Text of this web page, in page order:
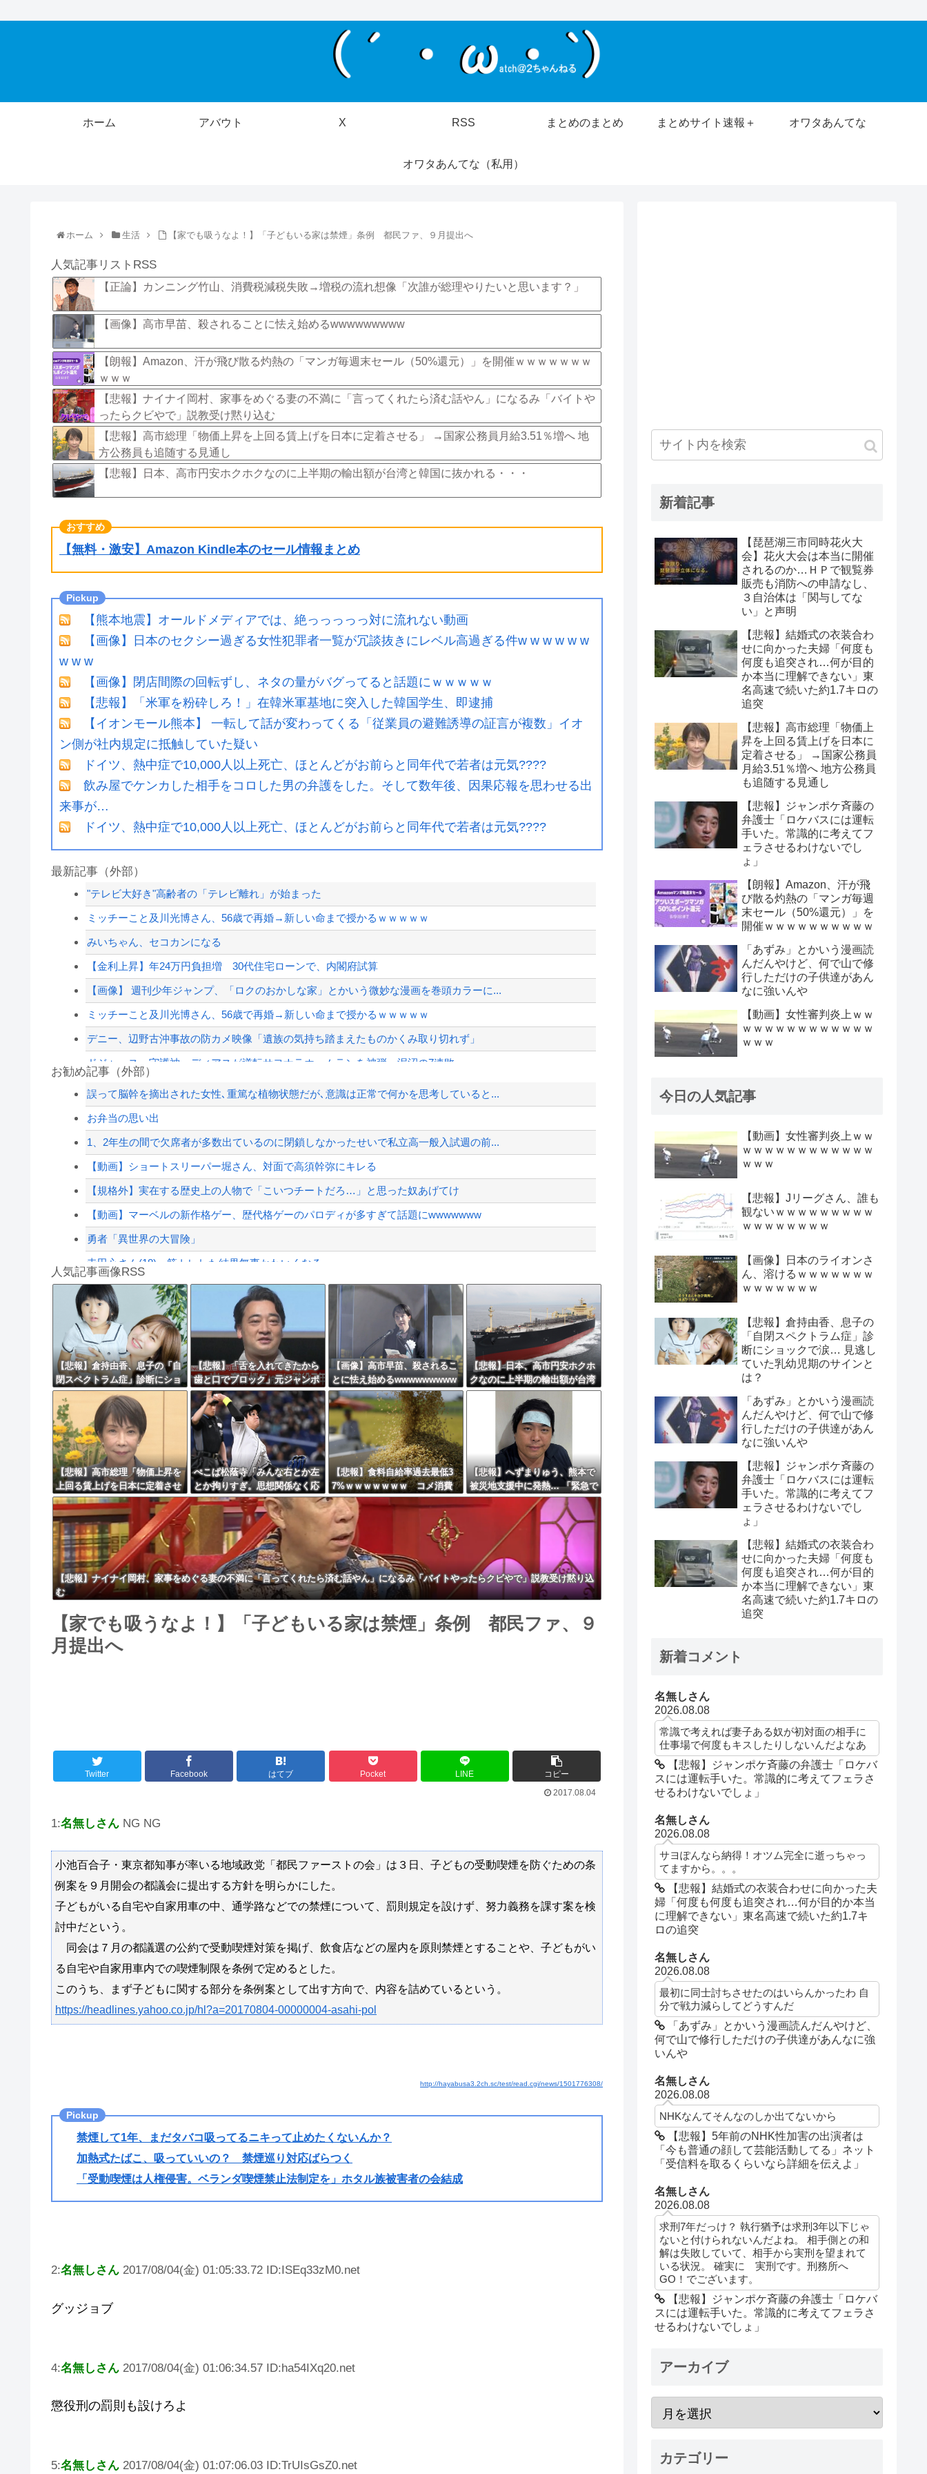
ホーム アバウト X RSS まとめのまとめ まとめサイト速報＋ オワタあんてな
オワタあんてな（私用）
ホーム 生活 【家でも吸うなよ！】「子どもいる家は禁煙」条例 都民ファ、９月提出へ
人気記事リストRSS
【正論】カンニング竹山、消費税減税失敗→増税の流れ想像「次誰が総理やりたいと思います？」
【画像】高市早苗、殺されることに怯え始めるwwwwwwwww
【朗報】Amazon、汗が飛び散る灼熱の「マンガ毎週末セール（50%還元）」を開催ｗｗｗｗｗｗｗ
ｗｗｗ
【悲報】ナイナイ岡村、家事をめぐる妻の不満に「言ってくれたら済む話やん」になるみ「バイトや
ったらクビやで」説教受け黙り込む
【悲報】高市総理「物価上昇を上回る賃上げを日本に定着させる」 →国家公務員月給3.51％増へ 地
方公務員も追随する見通し
【悲報】日本、高市円安ホクホクなのに上半期の輸出額が台湾と韓国に抜かれる・・・
【無料・激安】Amazon Kindle本のセール情報まとめ
【熊本地震】オールドメディアでは、絶っっっっっ対に流れない動画
【画像】日本のセクシー過ぎる女性犯罪者一覧が冗談抜きにレベル高過ぎる件w w w w w w
w w w
【画像】閉店間際の回転ずし、ネタの量がバグってると話題にｗｗｗｗｗ
【悲報】「米軍を粉砕しろ！」在韓米軍基地に突入した韓国学生、即逮捕
【イオンモール熊本】 一転して話が変わってくる「従業員の避難誘導の証言が複数」イオ
ン側が社内規定に抵触していた疑い
ドイツ、熱中症で10,000人以上死亡、ほとんどがお前らと同年代で若者は元気????
飲み屋でケンカした相手をコロした男の弁護をした。そして数年後、因果応報を思わせる出
来事が…
ドイツ、熱中症で10,000人以上死亡、ほとんどがお前らと同年代で若者は元気????
最新記事（外部）
"テレビ大好き"高齢者の「テレビ離れ」が始まった
ミッチーこと及川光博さん、56歳で再婚→新しい命まで授かるｗｗｗｗｗ
みいちゃん、セコカンになる
【金利上昇】年24万円負担増 30代住宅ローンで、内閣府試算
【画像】 週刊少年ジャンプ、「ロクのおかしな家」とかいう微妙な漫画を巻頭カラーに...
ミッチーこと及川光博さん、56歳で再婚→新しい命まで授かるｗｗｗｗｗ
デニー、辺野古沖事故の防カメ映像「遺族の気持ち踏まえたものかくみ取り切れず」
ドジャース、守護神・ディアスが逆転サヨナラホームランを被弾…泥沼の7連敗
【悲報】東科大医学部卒の美人YouTuber、直美で炎上・・・
【朗報画像】現役JKママ、とんでもない事になってしまうｗｗｗｗｗｗｗｗｗｗｗｗ ...
ジャンポケ斎藤と代理人のやりとり、「地獄すぎて完全にコントになってる……」と衝撃...
【悲報】結婚式の衣装合わせに向かった夫婦「何度も何度も追突され…何が目的か本当に...
【配信者】「金バエ」のSNS更新が1週間途絶え、様々な憶測が飛び交う。1週間ぶり...
【緊急速報】NYで警官が黒人男性の首を絞め、暴動第二波不可避へ
お勧め記事（外部）
誤って脳幹を摘出された女性､重篤な植物状態だが､意識は正常で何かを思考していると...
お弁当の思い出
1、2年生の間で欠席者が多数出ているのに閉鎖しなかったせいで私立高一般入試週の前...
【動画】ショートスリーパー堀さん、対面で高須幹弥にキレる
【規格外】実在する歴史上の人物で「こいつチートだろ…」と思った奴あげてけ
【動画】マーベルの新作格ゲー、歴代格ゲーのパロディが多すぎて話題にwwwwwww
勇者「異世界の大冒険」
寺田心さん(18)、筋トレした結果無事かわいくなる
【動画】これはお見事。中国重慶市で珍しい事故が撮影される。
インフルエンサー、Xの誹謗中傷により自殺→記者「これ、インプレゾンビが誹謗中傷の...
8/4のニュース
日本旅行キャンセルすべきか…1万年ぶり史上最大級の火山の兆し＝韓国の反応
更新中止のお知らせ
海外「おめでとうタキ！」リヴァプール南野がバースデーゴール！！
Powered by livedoor 相互RSS
人気記事画像RSS
【悲報】倉持由香、息子の「自
閉スペクトラム症」診断にショ
ックで涙… 見逃していた乳幼児
期のサインとは？
【悲報】「舌を入れてきたから
歯と口でブロック」元ジャンポ
ケ斉藤の不同意性交公判
【画像】高市早苗、殺されるこ
とに怯え始めるwwwwwwwww
【悲報】日本、高市円安ホクホ
クなのに上半期の輸出額が台湾
と韓国に抜かれる・・・
【悲報】高市総理「物価上昇を
上回る賃上げを日本に定着させ
る」 →国家公務員月給3.51％増
へ 地方公務員も追随する見通し
ぺこぱ松蔭寺「みんな右とか左
とか拘りすぎ。思想関係なく応
援しようよ」
【悲報】食料自給率過去最低3
7%ｗｗｗｗｗｗｗ コメ消費
減響く・・・
【悲報】へずまりゅう、熊本で
被災地支援中に発熱… 「緊急で
病院に向かい点滴を打ったら楽
に」 回復を報告
【悲報】ナイナイ岡村、家事をめぐる妻の不満に「言ってくれたら済む話やん」になるみ「バイトやったらクビやで」説教受け黙り込
む
【家でも吸うなよ！】「子どもいる家は禁煙」条例 都民ファ、９
月提出へ
Twitter Facebook はてブ Pocket LINE
コピー
2017.08.04
1:名無しさん NG NG
小池百合子・東京都知事が率いる地域政党「都民ファーストの会」は３日、子どもの受動喫煙を防ぐための条
例案を９月開会の都議会に提出する方針を明らかにした。
子どもがいる自宅や自家用車の中、通学路などでの禁煙について、罰則規定を設けず、努力義務を課す案を検
討中だという。
同会は７月の都議選の公約で受動喫煙対策を掲げ、飲食店などの屋内を原則禁煙とすることや、子どもがい
る自宅や自家用車内での喫煙制限を条例で定めるとした。
このうち、まず子どもに関する部分を条例案として出す方向で、内容を詰めているという。
https://headlines.yahoo.co.jp/hl?a=20170804-00000004-asahi-pol
http://hayabusa3.2ch.sc/test/read.cgi/news/1501776308/
禁煙して1年、まだタバコ吸ってるニキって止めたくないんか？
加熱式たばこ、吸っていいの？ 禁煙巡り対応ばらつく
「受動喫煙は人権侵害。ベランダ喫煙禁止法制定を」ホタル族被害者の会結成
2:名無しさん 2017/08/04(金) 01:05:33.72 ID:ISEq33zM0.net
グッジョブ
4:名無しさん 2017/08/04(金) 01:06:34.57 ID:ha54IXq20.net
懲役刑の罰則も設けろよ
5:名無しさん 2017/08/04(金) 01:07:06.03 ID:TrUIsGsZ0.net
新着記事
【琵琶湖三市同時花火大
会】花火大会は本当に開催
されるのか…ＨＰで観覧券
販売も消防への申請なし、
３自治体は「関与してな
い」と声明
【悲報】結婚式の衣装合わ
せに向かった夫婦「何度も
何度も追突され…何が目的
か本当に理解できない」東
名高速で続いた約1.7キロの
追突
【悲報】高市総理「物価上
昇を上回る賃上げを日本に
定着させる」 →国家公務員
月給3.51％増へ 地方公務員
も追随する見通し
【悲報】ジャンポケ斉藤の
弁護士「ロケバスには運転
手いた。常識的に考えてフ
ェラさせるわけないでし
ょ」
【朗報】Amazon、汗が飛
び散る灼熱の「マンガ毎週
末セール（50%還元）」を
開催ｗｗｗｗｗｗｗｗｗｗ
「あずみ」とかいう漫画読
んだんやけど、何で山で修
行しただけの子供達があん
なに強いんや
【動画】女性審判炎上ｗｗ
ｗｗｗｗｗｗｗｗｗｗｗｗ
ｗｗｗ
今日の人気記事
【動画】女性審判炎上ｗｗ
ｗｗｗｗｗｗｗｗｗｗｗｗ
ｗｗｗ
【悲報】Jリーグさん、誰も
観ないｗｗｗｗｗｗｗｗｗ
ｗｗｗｗｗｗｗｗ
【画像】日本のライオンさ
ん、溶けるｗｗｗｗｗｗｗ
ｗｗｗｗｗｗｗ
【悲報】倉持由香、息子の
「自閉スペクトラム症」診
断にショックで涙… 見逃し
ていた乳幼児期のサインと
は？
「あずみ」とかいう漫画読
んだんやけど、何で山で修
行しただけの子供達があん
なに強いんや
【悲報】ジャンポケ斉藤の
弁護士「ロケバスには運転
手いた。常識的に考えてフ
ェラさせるわけないでし
ょ」
【悲報】結婚式の衣装合わ
せに向かった夫婦「何度も
何度も追突され…何が目的
か本当に理解できない」東
名高速で続いた約1.7キロの
追突
新着コメント
名無しさん
2026.08.08
常識で考えれば妻子ある奴が初対面の相手に
仕事場で何度もキスしたりしないんだよなあ
【悲報】ジャンポケ斉藤の弁護士「ロケバ
スには運転手いた。常識的に考えてフェラさ
せるわけないでしょ」
名無しさん
2026.08.08
サヨぽんなら納得！オツム完全に逝っちゃっ
てますから。。。
【悲報】結婚式の衣装合わせに向かった夫
婦「何度も何度も追突され…何が目的か本当
に理解できない」東名高速で続いた約1.7キ
ロの追突
名無しさん
2026.08.08
最初に同士討ちさせたのはいらんかったわ 自
分で戦力減らしてどうすんだ
「あずみ」とかいう漫画読んだんやけど、
何で山で修行しただけの子供達があんなに強
いんや
名無しさん
2026.08.08
NHKなんてそんなのしか出てないから
【悲報】5年前のNHK性加害の出演者は
「今も普通の顔して芸能活動してる」ネット
「受信料を取るくらいなら詳細を伝えよ」
名無しさん
2026.08.08
求刑7年だっけ？ 執行猶予は求刑3年以下じゃ
ないと付けられないんだよね。 相手側との和
解は失敗していて、相手から実刑を望まれて
いる状況。 確実に 実刑です。刑務所へ
GO！でございます。
【悲報】ジャンポケ斉藤の弁護士「ロケバ
スには運転手いた。常識的に考えてフェラさ
せるわけないでしょ」
アーカイブ
カテゴリー